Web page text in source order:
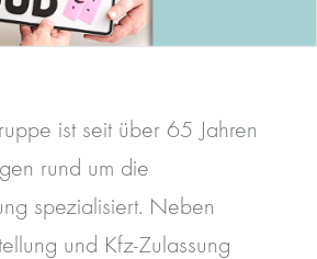
ist seit über 65 Jahren
rund um die
spezialisiert. Neben
und Kfz-Zulassung